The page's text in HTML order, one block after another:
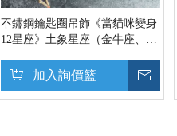
不鏽鋼鑰匙圈吊飾《當貓咪變身
12星座》土象星座（金牛座、處
環 時尚配件【OPUS東齊金工】
加入詢價籃